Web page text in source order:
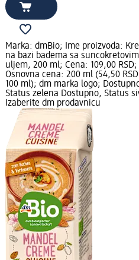
Marka: dmBio; Ime proizvoda:
na bazi badema sa suncokretovim
uljem, 200 ml; Cena: 109,00 RSD;
Osnovna cena: 200 ml (54,50
100 ml); dm marka logo;
Status zelena Dostupno, Status
Izaberite dm prodavnicu